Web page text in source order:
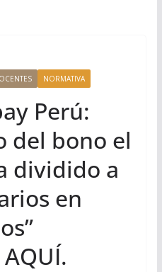
NORMATIVA
Perú:
del bono el
dividido a
en